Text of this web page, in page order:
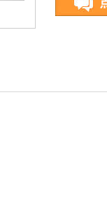
介质： 中